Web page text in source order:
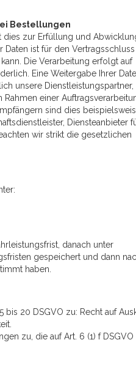
Bestellungen
dies zur Erfüllung und
Daten ist für den Vertragsschluss
Die Verarbeitung erfolgt auf
Eine Weitergabe Ihrer
unsere Dienstleistungspartner,
einer
sind dies
Diensteanbieter
wir strikt die gesetzlichen
danach unter
gespeichert und dann
haben.
20 DSGVO zu: Recht auf
zu, die auf Art. 6 (1) f DSGVO